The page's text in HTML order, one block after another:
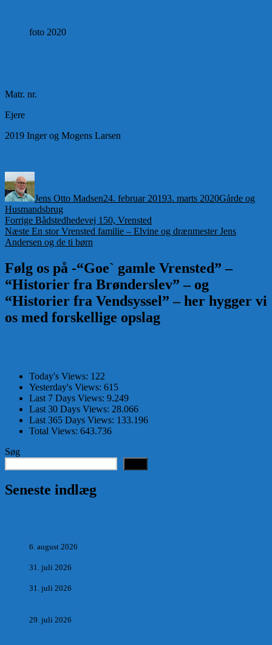
foto 2020
Matr. nr.
Ejere
2019 Inger og Mogens Larsen
Jens Otto Madsen24. februar 20193. marts 2020Gårde og
Husmandsbrug
Indlægsnavigation
Forrige Forrige
indlæg:
Bådstedhedevej 150, Vrensted
Næste Næste
indlæg:
En stor Vrensted familie – Elvine og drænmester Jens
Andersen og de ti børn
Følg os på -“Goe` gamle Vrensted” –
“Historier fra Brønderslev” – og
“Historier fra Vendsyssel” – her hygger vi
os med forskellige opslag
Today's Views: 122
Yesterday's Views: 615
Last 7 Days Views: 9.249
Last 30 Days Views: 28.066
Last 365 Days Views: 133.196
Total Views: 643.736
Søg
Seneste indlæg
6. august 2026
31. juli 2026
31. juli 2026
29. juli 2026